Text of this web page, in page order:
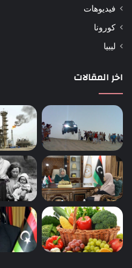
فيديوهات
كورونا
ليبيا
اخر المقالات